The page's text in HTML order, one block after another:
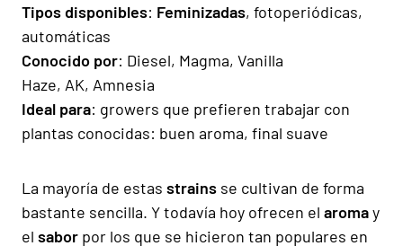
Tipos disponibles: Feminizadas, fotoperiódicas,
automáticas
Conocido por: Diesel, Magma, Vanilla
Haze, AK, Amnesia
Ideal para: growers que prefieren trabajar con
plantas conocidas: buen aroma, final suave
La mayoría de estas strains se cultivan de forma
bastante sencilla. Y todavía hoy ofrecen el aromay
el sabor por los que se hicieron tan populares en